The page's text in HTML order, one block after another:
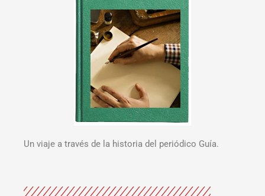
Un viaje a través de la historia del periódico Guía.